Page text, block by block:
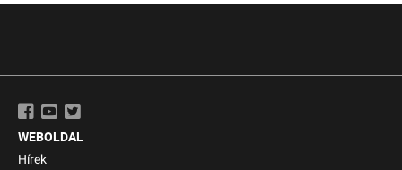
WEBOLDAL
Hírek